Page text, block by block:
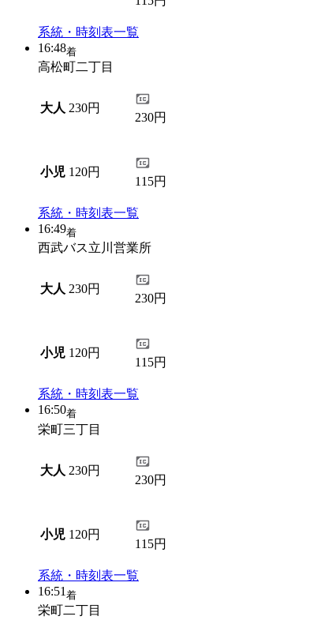
系統・時刻表一覧
16:48着
高松町二丁目
大人 230円
230円
小児 120円
115円
系統・時刻表一覧
16:49着
西武バス立川営業所
大人 230円
230円
小児 120円
115円
系統・時刻表一覧
16:50着
栄町三丁目
大人 230円
230円
小児 120円
115円
系統・時刻表一覧
16:51 着
栄町二丁目